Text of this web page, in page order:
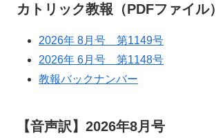
カトリック教報（PDFファイル）
2026年 8月号 第1149号
2026年 6月号 第1148号
教報バックナンバー
【音声訳】2026年8月号